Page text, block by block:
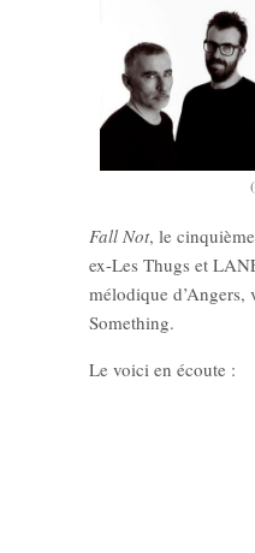
Fall Not, le
ex-Les Thugs et
mélodique
Something.
Le voici en écoute :